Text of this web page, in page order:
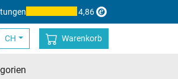
4,86
CH Warenkorb